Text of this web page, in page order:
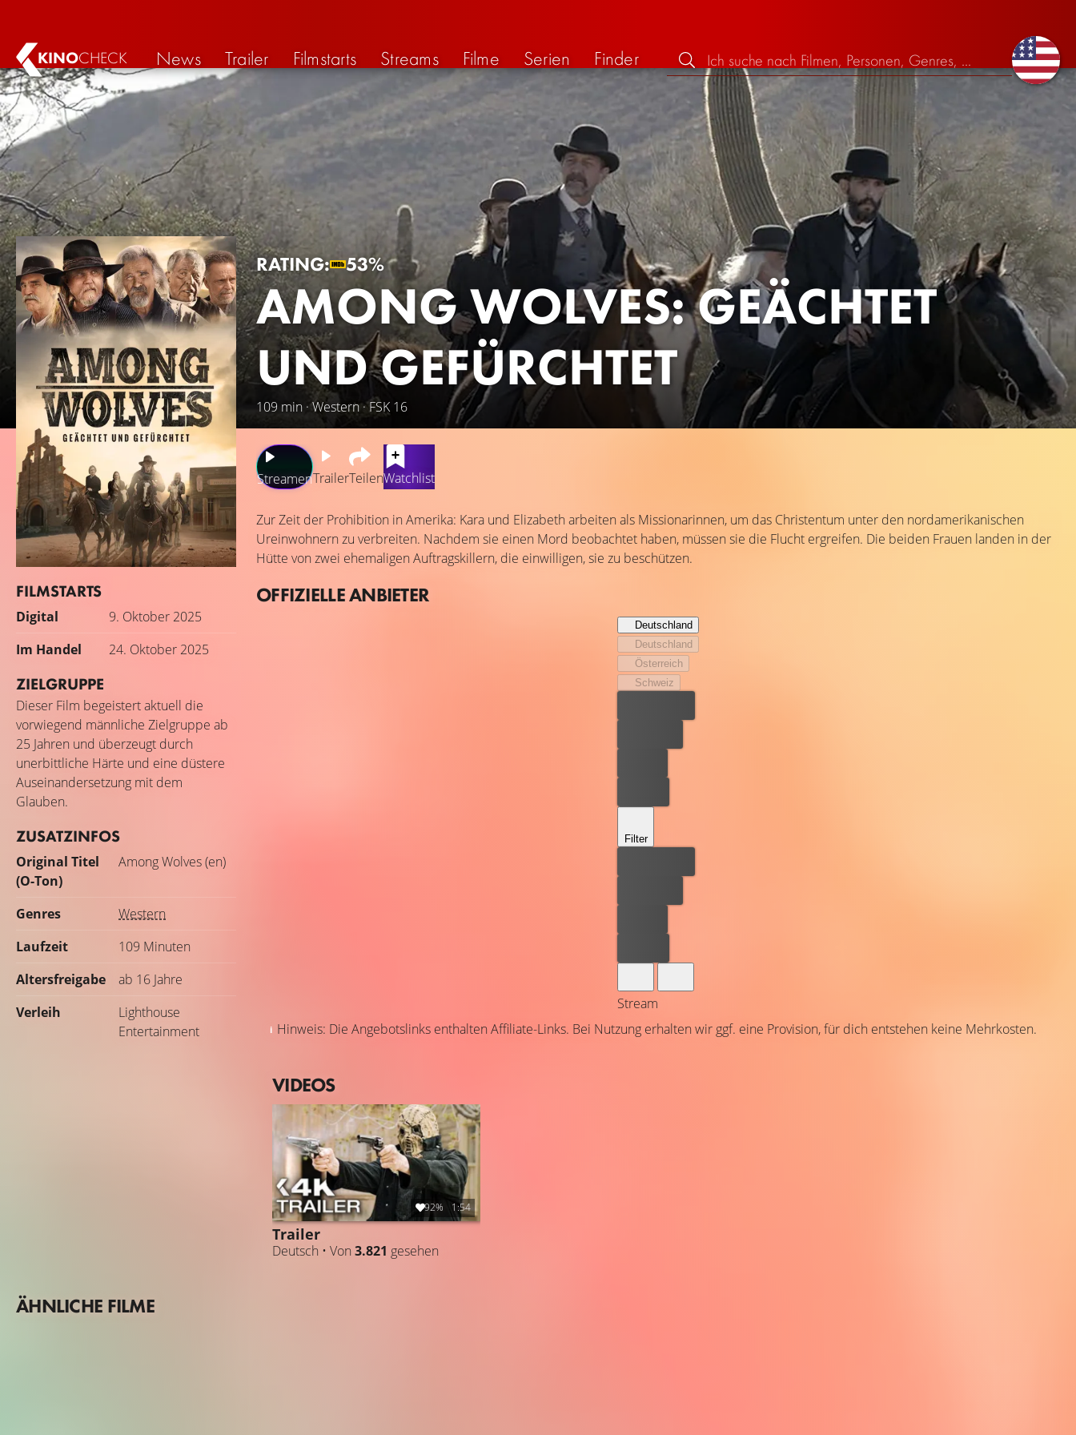
KINOCHECK News Trailer Filmstarts Streams Filme Serien Finder
RATING: 53%
AMONG WOLVES: GEÄCHTET
UND GEFÜRCHTET
109 min · Western · FSK 16
FILMSTARTS
Digital
9. Oktober 2025
Im Handel
24. Oktober 2025
ZIELGRUPPE
Dieser Film begeistert aktuell die
vorwiegend männliche Zielgruppe ab
25 Jahren und überzeugt durch
unerbittliche Härte und eine düstere
Auseinandersetzung mit dem
Glauben.
ZUSATZINFOS
Original Titel
(O-Ton)
Among Wolves (en)
Genres
Western
Laufzeit
109 Minuten
Altersfreigabe
ab 16 Jahre
Verleih
Lighthouse
Entertainment
StreamenTrailerTeilenWatchlist
Zur Zeit der Prohibition in Amerika: Kara und Elizabeth arbeiten als Missionarinnen, um das Christentum unter den nordamerikanischen
Ureinwohnern zu verbreiten. Nachdem sie einen Mord beobachtet haben, müssen sie die Flucht ergreifen. Die beiden Frauen landen in der
Hütte von zwei ehemaligen Auftragskillern, die einwilligen, sie zu beschützen.
OFFIZIELLE ANBIETER
Deutschland
Deutschland
Österreich
Schweiz
Filter
Stream
Hinweis: Die Angebotslinks enthalten Affiliate-Links. Bei Nutzung erhalten wir ggf. eine Provision, für dich entstehen keine Mehrkosten.
VIDEOS
92% 1:54
Trailer
Deutsch • Von3.821 gesehen
ÄHNLICHE FILME